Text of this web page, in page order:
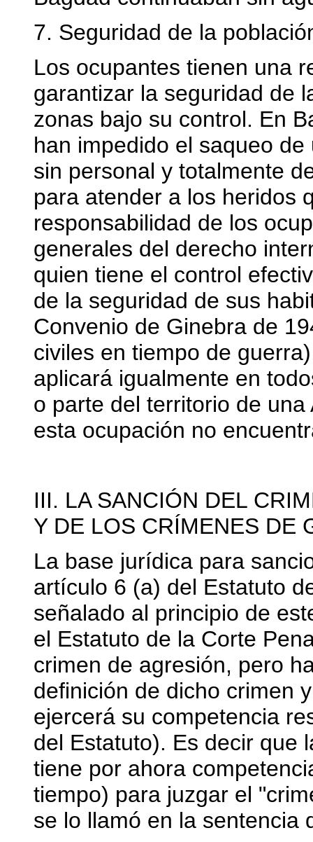
7. Seguridad de la
Los ocupantes tienen una
garantizar la seguridad de
zonas bajo su control. En
han impedido el saqueo
sin personal y totalmente
para atender a los heridos
responsabilidad de los
generales del derecho
quien tiene el control
de la seguridad de sus
Convenio de Ginebra de
civiles en tiempo de
aplicará igualmente en
o parte del territorio de
esta ocupación no
III. LA SANCIÓN DEL
Y DE LOS CRÍMENES DE
La base jurídica para
artículo 6 (a) del Estatuto
señalado al principio de
el Estatuto de la Corte
crimen de agresión, pero
definición de dicho crimen
ejercerá su competencia
del Estatuto). Es decir que
tiene por ahora
tiempo) para juzgar el
se lo llamó en la sentencia